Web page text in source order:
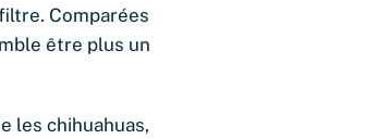
Comparées
être plus un
les chihuahuas,